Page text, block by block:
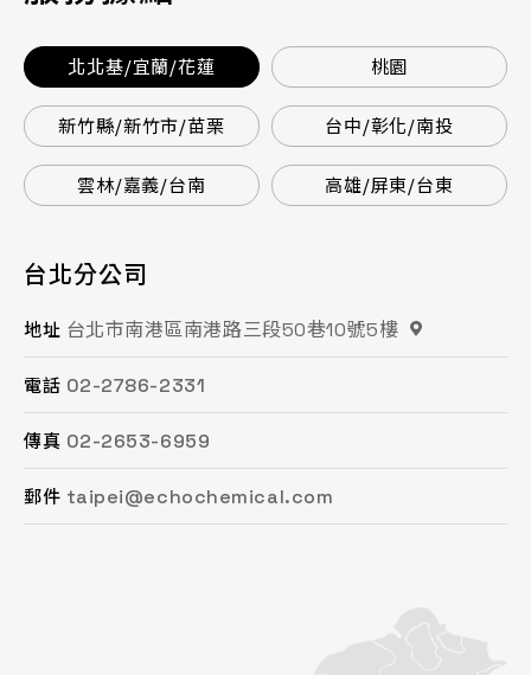
北北基/宜蘭/花蓮 桃園
新竹縣/新竹市/苗栗 台中/彰化/南投
雲林/嘉義/台南 高雄/屏東/台東
台北分公司
地址 台北市南港區南港路三段50巷10號5樓
電話 02-2786-2331
傳真 02-2653-6959
郵件 taipei@echochemical.com
桃園分公司
地址 桃園市平鎮區復興街62號2樓
電話 03-494-6939
傳真 03-493-0687
郵件 chungli@echochemical.com
總公司 / 竹苗分公司
地址 苗栗縣頭份市工業路16號
電話 037-621-088
傳真 037-615-096
郵件 miaoli@echochemical.com
台中分公司
地址 台中市南屯區文心路一段218號15F之2
電話 04-2472-8859
傳真 04-2472-8825
郵件 taichung@echochemical.com
台南分公司
地址 台南市永康區鹽洲一街63巷33號
電話 06-243-6589
傳真 06-253-8208
郵件 tainan@echochemical.com
高雄分公司
地址 高雄市鳳山區鳳頂路479號
電話 07-753-9988
傳真 07-753-1958
郵件 kaohsiung@echochemical.com